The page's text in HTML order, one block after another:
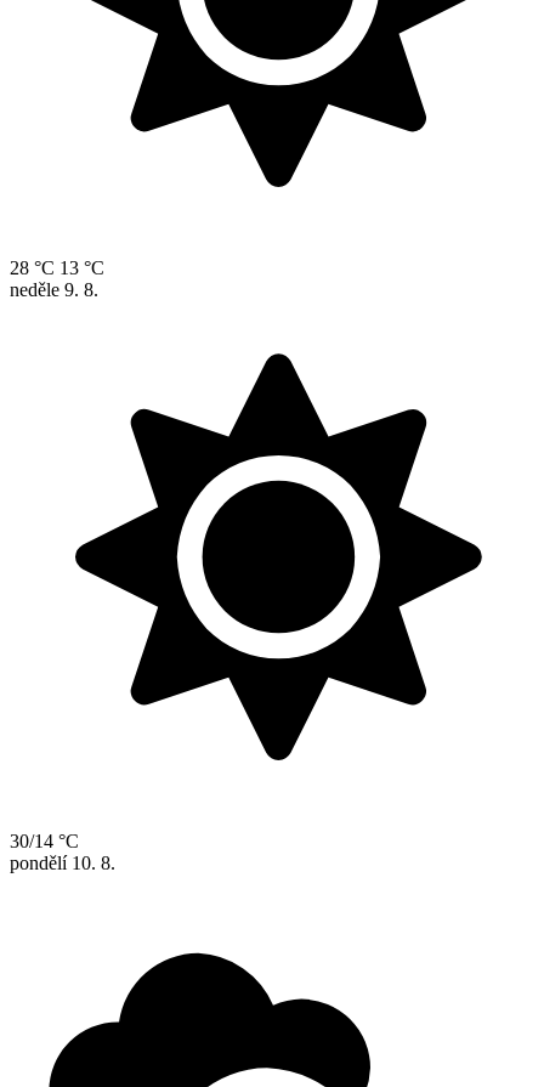
28 °C 13 °C
neděle 9. 8.
30/14 °C
pondělí 10. 8.